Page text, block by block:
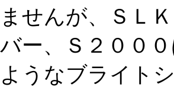
せんが、ＳＬ
ー、Ｓ２００
うなブライト